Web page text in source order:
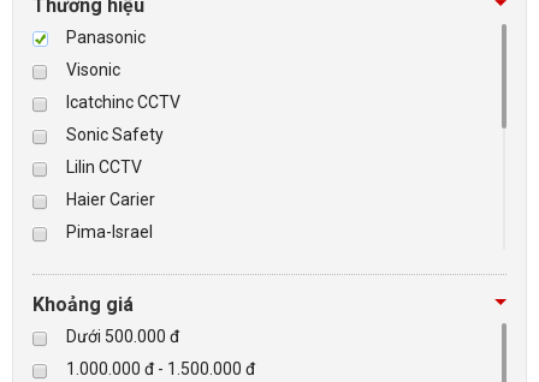
Thương hiệu
Panasonic
Visonic
Icatchinc CCTV
Sonic Safety
Lilin CCTV
Haier Carier
Pima-Israel
Checkpoint
Paradox-Canada
D-max
Khoảng giá
Dưới 500.000 đ
1.000.000 đ - 1.500.000 đ
TRANG CHỦ
THIẾT BỊ SIÊU THỊ, THƯ VIỆN
CAMERA GIÁM SÁT
BÁO ĐỘNG, BÁO CHÁY
NHÀ THÔNG MINH
LIÊN HỆ